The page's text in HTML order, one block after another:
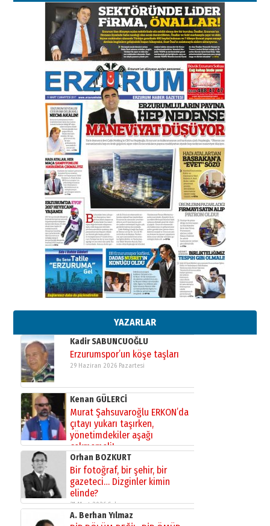
YAZARLAR
Murat Şahsuvaroğlu ERKON’da
çıtayı yukarı taşırken,
yönetimdekiler aşağı
çekmemeli!
17 Şubat 2026 SalıOrhan BOZKURT
Bir fotoğraf, bir şehir, bir
gazeteci… Dizginler kimin
elinde?
31 Mart 2026 Salı
A. Berhan Yılmaz
BİR BÖLÜM DEĞİL, BİR ÖMÜR
SEÇİYORSUNUZ… “NEDEN
ATATÜRK ÜNİVERSİTESİ?”
28 Temmuz 2026 Salı
Ahmet Gökhan YAZICI
Ahmed Yesevi’den bir Alperen…
”Reisimiz” idi… Hakka yürüdü.!
26 Mart 2026 Perşembe
Cem Bakırcı
Ardında bıraktığı hatıralarıyla
gönül adamı Faruk Terzioğlu!
13 Mayıs 2026 Çarşamba
Esat BİNDESEN
Başkan Sekmen’den Erzurum’a
bir vizyon proje daha!
02 Ağustos 2026 Pazar
Kadir SABUNCUOĞLU
Erzurumspor’un köşe taşları
29 Haziran 2026 Pazartesi
Kenan GÜLERCİ
Murat Şahsuvaroğlu ERKON’da
çıtayı yukarı taşırken,
yönetimdekiler aşağı
çekmemeli!
17 Şubat 2026 SalıOrhan BOZKURT
Bir fotoğraf, bir şehir, bir
gazeteci… Dizginler kimin
elinde?
31 Mart 2026 Salı
A. Berhan Yılmaz